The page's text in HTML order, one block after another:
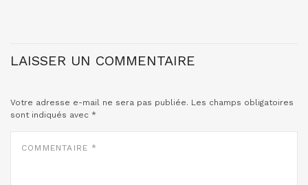
LAISSER UN COMMENTAIRE
Votre adresse e-mail ne sera pas publiée. Les champs obligatoires
sont indiqués avec *